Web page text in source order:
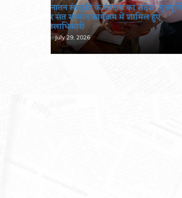
एचआईवी/एड्स मुक्त देहरादून का
रोकथाम से उपचार तक कसेगा
शिकंजा
July 29, 2026